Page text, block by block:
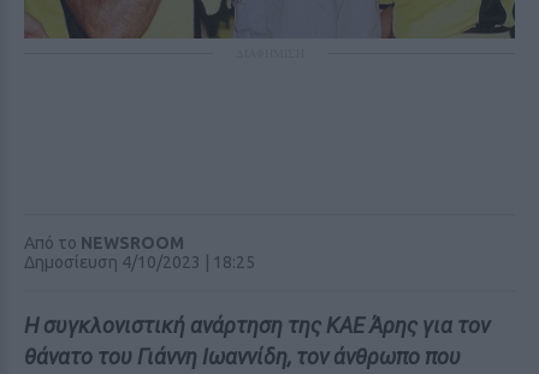
Από το NEWSROOM
Δημοσίευση 4/10/2023 | 18:25
Η συγκλονιστική ανάρτηση της ΚΑΕ Άρης για τον
θάνατο του Γιάννη Ιωαννίδη, τον άνθρωπο που